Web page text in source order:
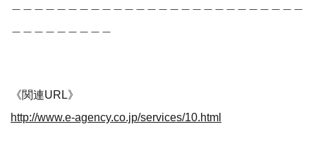
《関連URL》
http://www.e-agency.co.jp/services/10.html